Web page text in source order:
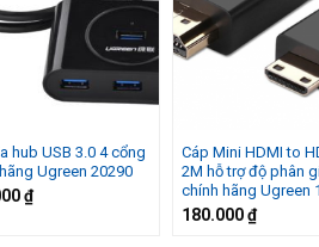
hub USB 3.0 4 cổng
Ugreen 20290
₫
Cáp Mini HDMI to
2M hỗ trợ độ phân
chính hãng Ugreen
180.000₫